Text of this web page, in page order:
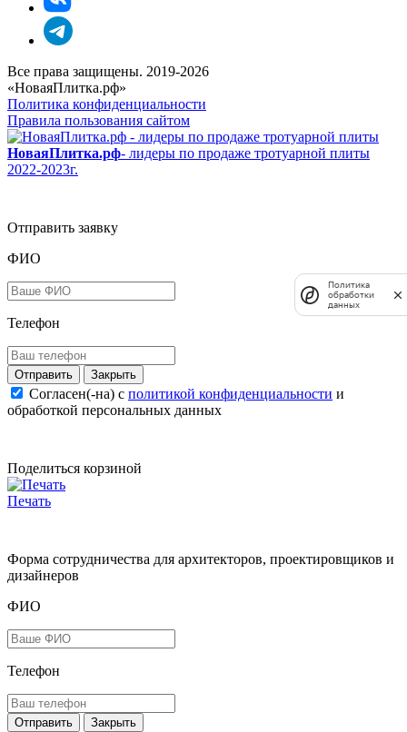
Все права защищены. 2019-2026
«НоваяПлитка.рф»
Политика конфиденциальности
Правила пользования сайтом
НоваяПлитка.рф- лидеры по продаже тротуарной плиты
2022-2023г.
Отправить заявку
ФИО
Телефон
Закрыть
Согласен(-на) c политикой конфиденциальности и
обработкой персональных данных
Поделиться корзиной
Печать
Форма сотрудничества для архитекторов, проектировщиков и
дизайнеров
ФИО
Телефон
Закрыть
Политика
обработки
данных